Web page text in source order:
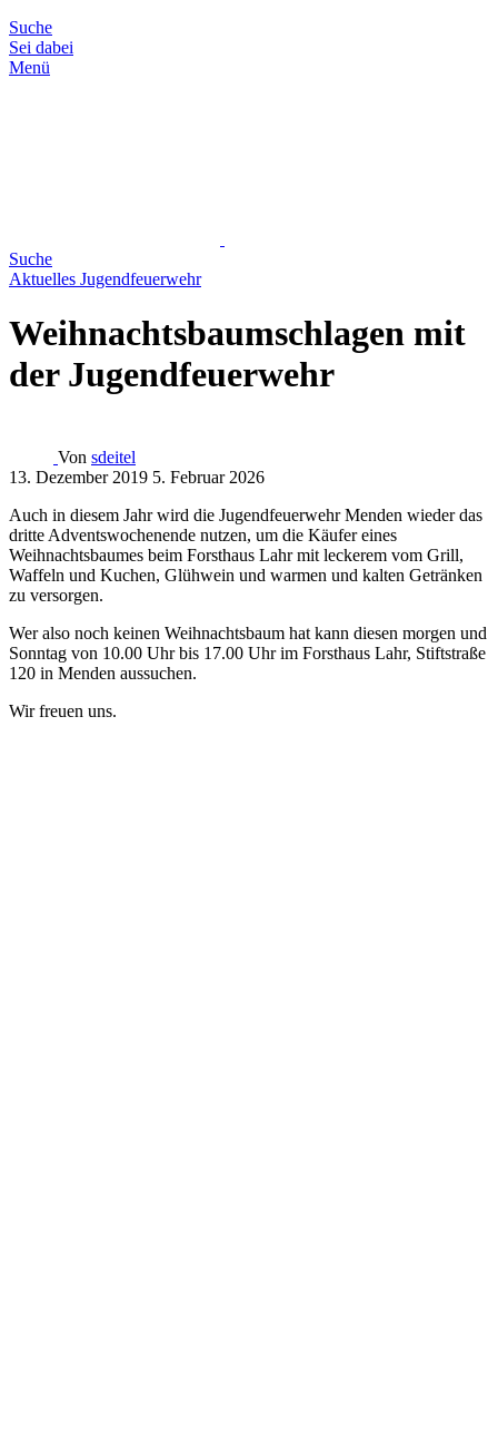
Suche
Sei dabei
Menü
Suche
Aktuelles Jugendfeuerwehr
Weihnachtsbaumschlagen mit
der Jugendfeuerwehr
Von sdeitel
13. Dezember 2019 5. Februar 2026
Auch in diesem Jahr wird die Jugendfeuerwehr Menden wieder das
dritte Adventswochenende nutzen, um die Käufer eines
Weihnachtsbaumes beim Forsthaus Lahr mit leckerem vom Grill,
Waffeln und Kuchen, Glühwein und warmen und kalten Getränken
zu versorgen.
Wer also noch keinen Weihnachtsbaum hat kann diesen morgen und
Sonntag von 10.00 Uhr bis 17.00 Uhr im Forsthaus Lahr, Stiftstraße
120 in Menden aussuchen.
Wir freuen uns.